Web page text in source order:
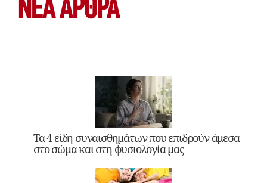
ΝΕΑ ΆΡΘΡΑ
Τα 4 είδη συναισθημάτων που επιδρούν άμεσα
στο σώμα και στη φυσιολογία μας